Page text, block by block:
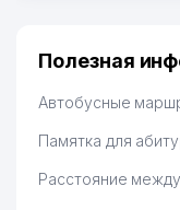
51
ЧП
Hamida 03.08.2026
Полезная
Автобусные
Памятка для
Расстояние